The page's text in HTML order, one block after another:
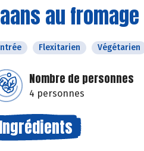
au fromage
Flexitarien Végétarien
Nombre de personnes
4 personnes
Ingrédients